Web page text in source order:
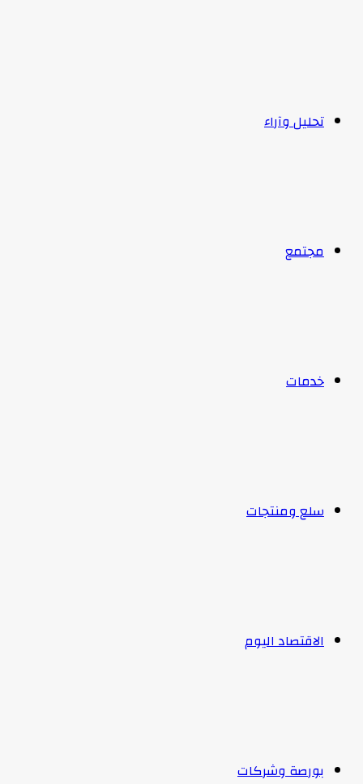
تحليل وآراء
مجتمع
خدمات
سلع ومنتجات
الاقتصاد اليوم
بورصة وشركات